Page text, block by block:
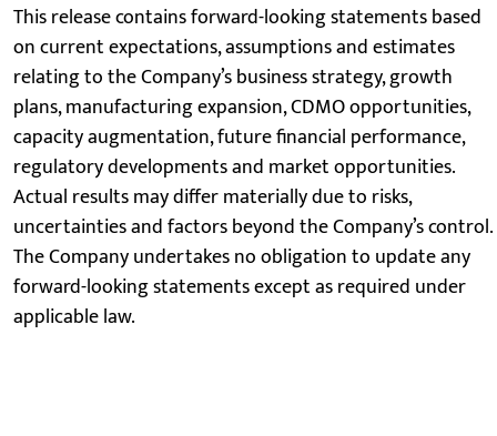
This release contains forward-looking statements based
on current expectations, assumptions and estimates
relating to the Company’s business strategy, growth
plans, manufacturing expansion, CDMO opportunities,
capacity augmentation, future financial performance,
regulatory developments and market opportunities.
Actual results may differ materially due to risks,
uncertainties and factors beyond the Company’s control.
The Company undertakes no obligation to update any
forward-looking statements except as required under
applicable law.